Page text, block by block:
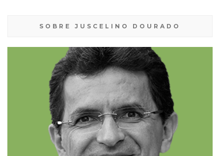
SOBRE JUSCELINO DOURADO